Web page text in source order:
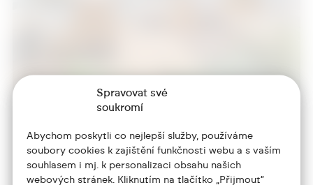
Spravovat své
soukromí
Abychom poskytli co nejlepší služby, používáme
soubory cookies k zajištění funkčnosti webu a s vaším
souhlasem i mj. k personalizaci obsahu našich
webových stránek. Kliknutím na tlačítko „Přijmout“
+420 773 986 416
jtdesign@joseftrakal.cz